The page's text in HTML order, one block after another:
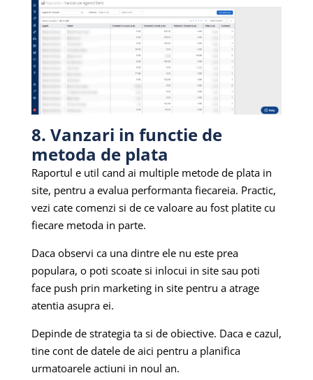
8. Vanzari in functie de
metoda de plata
Raportul e util cand ai multiple metode de plata in
site, pentru a evalua performanta fiecareia. Practic,
vezi cate comenzi si de ce valoare au fost platite cu
fiecare metoda in parte.
Daca observi ca una dintre ele nu este prea
populara, o poti scoate si inlocui in site sau poti
face push prin marketing in site pentru a atrage
atentia asupra ei.
Depinde de strategia ta si de obiective. Daca e cazul,
tine cont de datele de aici pentru a planifica
urmatoarele actiuni in noul an.